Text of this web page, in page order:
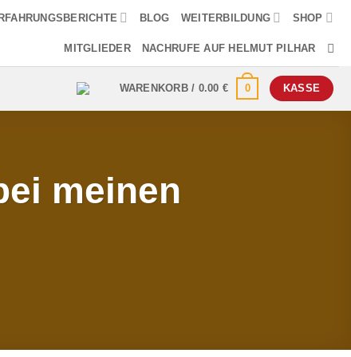
BLOG WEITERBILDUNG SHOP
MITGLIEDER NACHRUFE AUF HELMUT PILHAR
WARENKORB / 0.00 € 0 KASSE
meinen